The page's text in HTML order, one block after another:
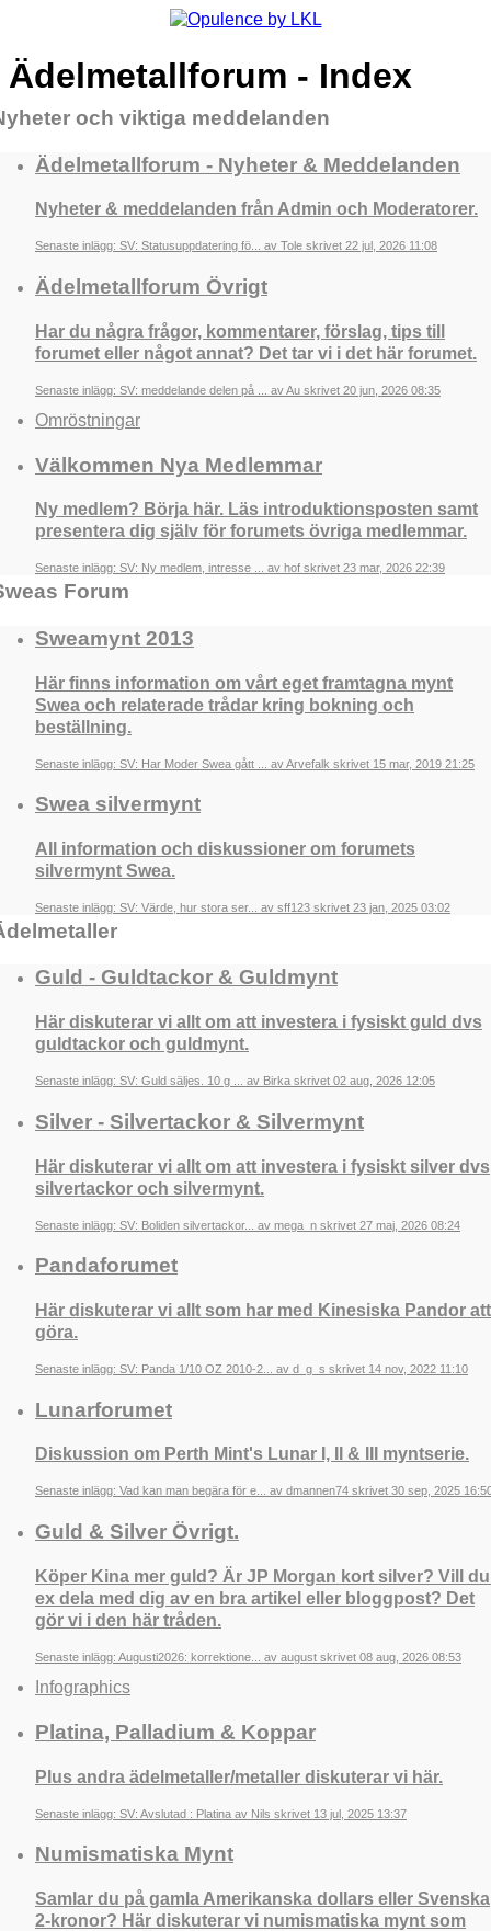
Ädelmetallforum - Index
och viktiga meddelanden
Ädelmetallforum - Nyheter & Meddelanden
Nyheter & meddelanden från Admin och Moderatorer.
Senaste inlägg: SV: Statusuppdatering fö... av Tole skrivet 22 jul, 2026 11:08
Ädelmetallforum Övrigt
Har du några frågor, kommentarer, förslag, tips till
forumet eller något annat? Det tar vi i det här forumet.
Senaste inlägg: SV: meddelande delen på ... av Au skrivet 20 jun, 2026 08:35
Omröstningar
Välkommen Nya Medlemmar
Ny medlem? Börja här. Läs introduktionsposten samt
presentera dig själv för forumets övriga medlemmar.
Senaste inlägg: SV: Ny medlem, intresse ... av hof skrivet 23 mar, 2026 22:39
Forum
Sweamynt 2013
Här finns information om vårt eget framtagna mynt
Swea och relaterade trådar kring bokning och
beställning.
Senaste inlägg: SV: Har Moder Swea gått ... av Arvefalk skrivet 15 mar, 2019 21:25
Swea silvermynt
All information och diskussioner om forumets
silvermynt Swea.
Senaste inlägg: SV: Värde, hur stora ser... av sff123 skrivet 23 jan, 2025 03:02
Guld - Guldtackor & Guldmynt
Här diskuterar vi allt om att investera i fysiskt guld dvs
guldtackor och guldmynt.
Senaste inlägg: SV: Guld säljes. 10 g ... av Birka skrivet 02 aug, 2026 12:05
Silver - Silvertackor & Silvermynt
Här diskuterar vi allt om att investera i fysiskt silver dvs
silvertackor och silvermynt.
Senaste inlägg: SV: Boliden silvertackor... av mega_n skrivet 27 maj, 2026 08:24
Pandaforumet
Här diskuterar vi allt som har med Kinesiska Pandor att
göra.
Senaste inlägg: SV: Panda 1/10 OZ 2010-2... av d_g_s skrivet 14 nov, 2022 11:10
Lunarforumet
Diskussion om Perth Mint's Lunar I, II & III myntserie.
Senaste inlägg: Vad kan man begära för e... av dmannen74 skrivet 30 sep, 2025
Guld & Silver Övrigt.
Köper Kina mer guld? Är JP Morgan kort silver? Vill
ex dela med dig av en bra artikel eller bloggpost? Det
gör vi i den här tråden.
Senaste inlägg: Augusti2026: korrektione... av august skrivet 08 aug, 2026 08:53
Infographics
Platina, Palladium & Koppar
Plus andra ädelmetaller/metaller diskuterar vi här.
Senaste inlägg: SV: Avslutad : Platina av Nils skrivet 13 jul, 2025 13:37
Numismatiska Mynt
Samlar du på gamla Amerikanska dollars eller Svenska
2-kronor? Här diskuterar vi numismatiska mynt som